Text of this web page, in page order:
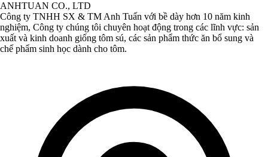
ANHTUAN CO., LTD
Công ty TNHH SX & TM Anh Tuấn với bề dày hơn 10 năm kinh
nghiệm, Công ty chúng tôi chuyên hoạt động trong các lĩnh vực: sản
xuất và kinh doanh giống tôm sú, các sản phẩm thức ăn bổ sung và
chế phẩm sinh học dành cho tôm.